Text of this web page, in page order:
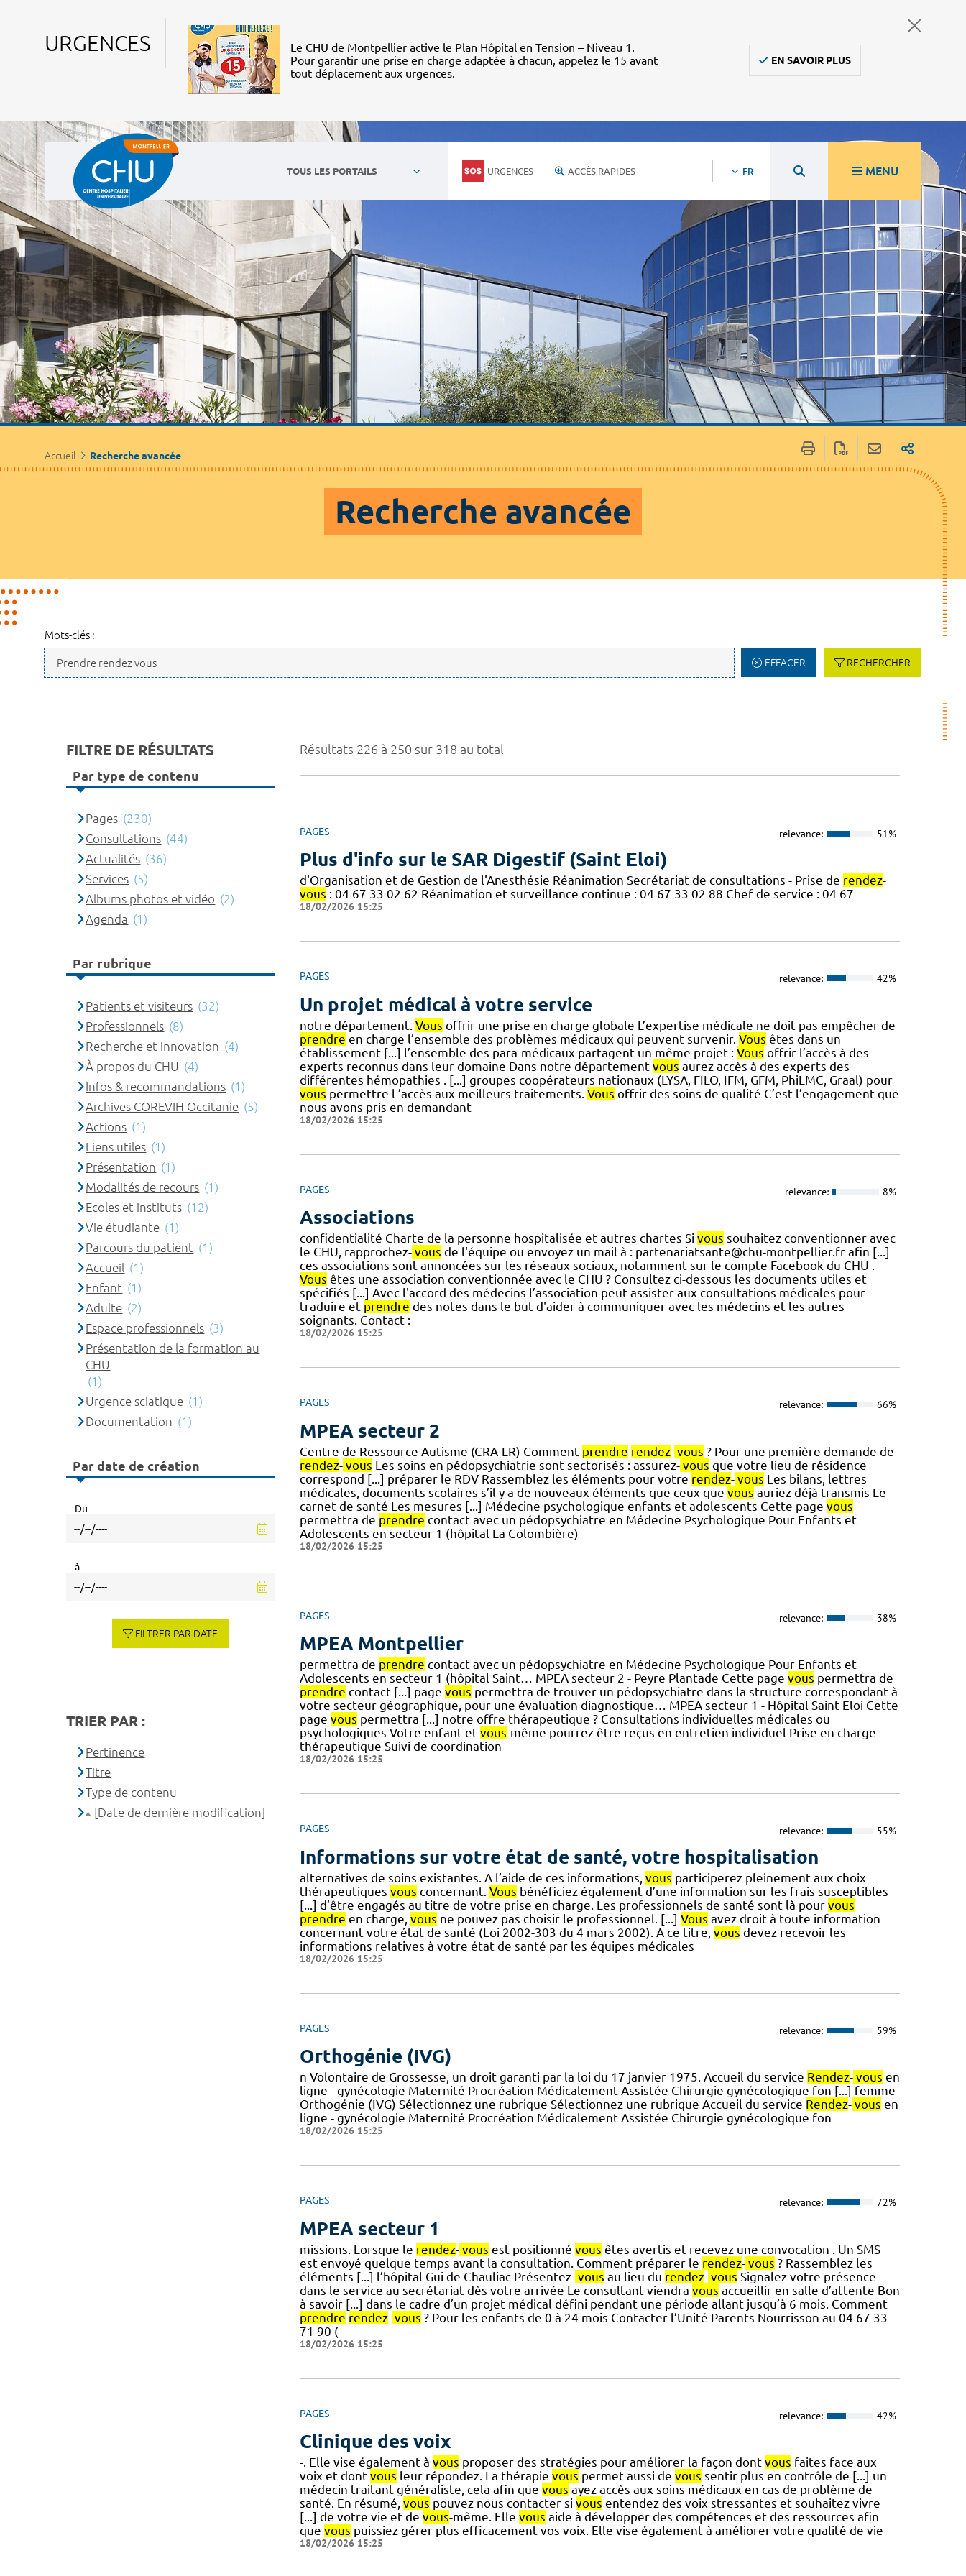
URGENCES
Le CHU de Montpellier active le Plan Hôpital en Tension – Niveau 1.
Pour garantir une prise en charge adaptée à chacun, appelez le 15 avant
tout déplacement aux urgences.
EN SAVOIR PLUS
TOUS LES PORTAILS URGENCES ACCÈS RAPIDES FR MENU
Accueil Recherche avancée
Recherche avancée
Mots-clés :
EFFACER RECHERCHER
Résultats 226 à 250 sur 318 au total
PAGES relevance: 51%
Plus d'info sur le SAR Digestif (Saint Eloi)
d'Organisation et de Gestion de l'Anesthésie Réanimation Secrétariat de consultations - Prise de rendez-
vous : 04 67 33 02 62 Réanimation et surveillance continue : 04 67 33 02 88 Chef de service : 04 67
18/02/2026 15:25
PAGES relevance: 42%
Un projet médical à votre service
notre département. Vous offrir une prise en charge globale L’expertise médicale ne doit pas empêcher de
prendre en charge l’ensemble des problèmes médicaux qui peuvent survenir. Vous êtes dans un
établissement [...] l’ensemble des para-médicaux partagent un même projet : Vous offrir l’accès à des
experts reconnus dans leur domaine Dans notre département vous aurez accès à des experts des
différentes hémopathies . [...] groupes coopérateurs nationaux (LYSA, FILO, IFM, GFM, PhiLMC, Graal) pour
vous permettre l ’accès aux meilleurs traitements. Vous offrir des soins de qualité C’est l’engagement que
nous avons pris en demandant
18/02/2026 15:25
PAGES relevance: 8%
Associations
confidentialité Charte de la personne hospitalisée et autres chartes Si vous souhaitez conventionner avec
le CHU, rapprochez- vous de l'équipe ou envoyez un mail à : partenariatsante@chu-montpellier.fr afin [...]
ces associations sont annoncées sur les réseaux sociaux, notamment sur le compte Facebook du CHU .
Vous êtes une association conventionnée avec le CHU ? Consultez ci-dessous les documents utiles et
spécifiés [...] Avec l'accord des médecins l’association peut assister aux consultations médicales pour
traduire et prendre des notes dans le but d'aider à communiquer avec les médecins et les autres
soignants. Contact :
18/02/2026 15:25
PAGES relevance: 66%
MPEA secteur 2
Centre de Ressource Autisme (CRA-LR) Comment prendre rendez- vous ? Pour une première demande de
rendez- vous Les soins en pédopsychiatrie sont sectorisés : assurez- vous que votre lieu de résidence
correspond [...] préparer le RDV Rassemblez les éléments pour votre rendez- vous Les bilans, lettres
médicales, documents scolaires s’il y a de nouveaux éléments que ceux que vous auriez déjà transmis Le
carnet de santé Les mesures [...] Médecine psychologique enfants et adolescents Cette page vous
permettra de prendre contact avec un pédopsychiatre en Médecine Psychologique Pour Enfants et
Adolescents en secteur 1 (hôpital La Colombière)
18/02/2026 15:25
PAGES relevance: 38%
MPEA Montpellier
permettra de prendre contact avec un pédopsychiatre en Médecine Psychologique Pour Enfants et
Adolescents en secteur 1 (hôpital Saint… MPEA secteur 2 - Peyre Plantade Cette page vous permettra de
prendre contact [...] page vous permettra de trouver un pédopsychiatre dans la structure correspondant à
votre secteur géographique, pour une évaluation diagnostique… MPEA secteur 1 - Hôpital Saint Eloi Cette
page vous permettra [...] notre offre thérapeutique ? Consultations individuelles médicales ou
psychologiques Votre enfant et vous-même pourrez être reçus en entretien individuel Prise en charge
thérapeutique Suivi de coordination
18/02/2026 15:25
PAGES relevance: 55%
Informations sur votre état de santé, votre hospitalisation
alternatives de soins existantes. A l’aide de ces informations, vous participerez pleinement aux choix
thérapeutiques vous concernant. Vous bénéficiez également d’une information sur les frais susceptibles
[...] d’être engagés au titre de votre prise en charge. Les professionnels de santé sont là pour vous
prendre en charge, vous ne pouvez pas choisir le professionnel. [...] Vous avez droit à toute information
concernant votre état de santé (Loi 2002-303 du 4 mars 2002). A ce titre, vous devez recevoir les
informations relatives à votre état de santé par les équipes médicales
18/02/2026 15:25
PAGES relevance: 59%
Orthogénie (IVG)
n Volontaire de Grossesse, un droit garanti par la loi du 17 janvier 1975. Accueil du service Rendez- vous en
ligne - gynécologie Maternité Procréation Médicalement Assistée Chirurgie gynécologique fon [...] femme
Orthogénie (IVG) Sélectionnez une rubrique Sélectionnez une rubrique Accueil du service Rendez- vous en
ligne - gynécologie Maternité Procréation Médicalement Assistée Chirurgie gynécologique fon
18/02/2026 15:25
PAGES relevance: 72%
MPEA secteur 1
missions. Lorsque le rendez- vous est positionné vous êtes avertis et recevez une convocation . Un SMS
est envoyé quelque temps avant la consultation. Comment préparer le rendez- vous ? Rassemblez les
éléments [...] l’hôpital Gui de Chauliac Présentez- vous au lieu du rendez- vous Signalez votre présence
dans le service au secrétariat dès votre arrivée Le consultant viendra vous accueillir en salle d’attente Bon
à savoir [...] dans le cadre d’un projet médical défini pendant une période allant jusqu’à 6 mois. Comment
prendre rendez- vous ? Pour les enfants de 0 à 24 mois Contacter l’Unité Parents Nourrisson au 04 67 33
71 90 (
18/02/2026 15:25
PAGES relevance: 42%
Clinique des voix
-. Elle vise également à vous proposer des stratégies pour améliorer la façon dont vous faites face aux
voix et dont vous leur répondez. La thérapie vous permet aussi de vous sentir plus en contrôle de [...] un
médecin traitant généraliste, cela afin que vous ayez accès aux soins médicaux en cas de problème de
santé. En résumé, vous pouvez nous contacter si vous entendez des voix stressantes et souhaitez vivre
[...] de votre vie et de vous-même. Elle vous aide à développer des compétences et des ressources afin
que vous puissiez gérer plus efficacement vos voix. Elle vise également à améliorer votre qualité de vie
18/02/2026 15:25
FILTRE DE RÉSULTATS
Par type de contenu
Pages (230)
Consultations (44)
Actualités (36)
Services (5)
Albums photos et vidéo (2)
Agenda (1)
Par rubrique
Patients et visiteurs (32)
Professionnels (8)
Recherche et innovation (4)
À propos du CHU (4)
Infos & recommandations (1)
Archives COREVIH Occitanie (5)
Actions (1)
Liens utiles (1)
Présentation (1)
Modalités de recours (1)
Ecoles et instituts (12)
Vie étudiante (1)
Parcours du patient (1)
Accueil (1)
Enfant (1)
Adulte (2)
Espace professionnels (3)
Présentation de la formation au
CHU
(1)
Urgence sciatique (1)
Documentation (1)
Par date de création
Du
à
FILTRER PAR DATE
TRIER PAR :
Pertinence
Titre
Type de contenu
[Date de dernière modification]